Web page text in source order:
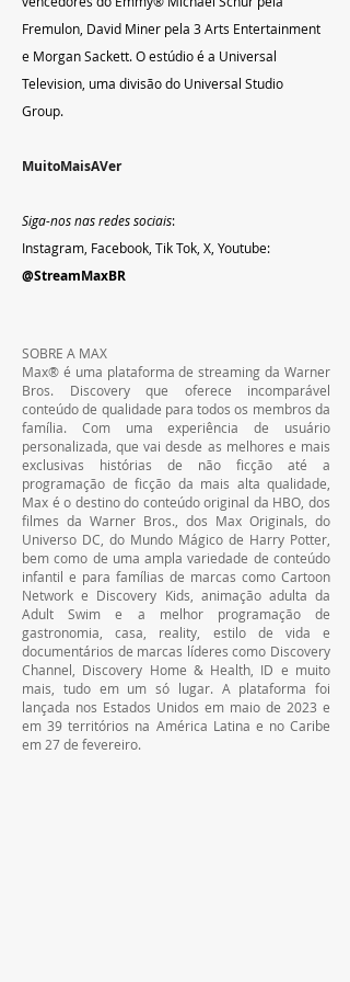
Fremulon, David Miner pela 3 Arts Entertainment
e Morgan Sackett. O estúdio é a Universal
Television, uma divisão do Universal Studio
Group.
MuitoMaisAVer
Siga-nos nas redes sociais:
Instagram, Facebook, Tik Tok, X, Youtube:
@StreamMaxBR
SOBRE A MAX
Max® é uma plataforma de streaming da Warner
Bros. Discovery que oferece incomparável
conteúdo de qualidade para todos os membros da
família. Com uma experiência de usuário
personalizada, que vai desde as melhores e mais
exclusivas histórias de não ficção até a
programação de ficção da mais alta qualidade,
Max é o destino do conteúdo original da HBO, dos
filmes da Warner Bros., dos Max Originals, do
Universo DC, do Mundo Mágico de Harry Potter,
bem como de uma ampla variedade de conteúdo
infantil e para famílias de marcas como Cartoon
Network e Discovery Kids, animação adulta da
Adult Swim e a melhor programação de
gastronomia, casa, reality, estilo de vida e
documentários de marcas líderes como Discovery
Channel, Discovery Home & Health, ID e muito
mais, tudo em um só lugar. A plataforma foi
lançada nos Estados Unidos em maio de 2023 e
em 39 territórios na América Latina e no Caribe
em 27 de fevereiro.